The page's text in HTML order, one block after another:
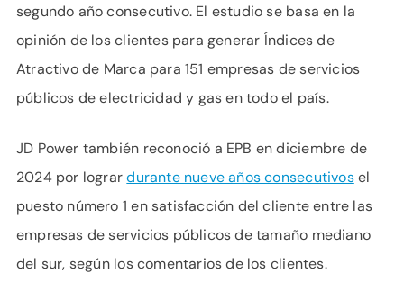
segundo año consecutivo. El estudio se basa en la
opinión de los clientes para generar Índices de
Atractivo de Marca para 151 empresas de servicios
públicos de electricidad y gas en todo el país.
JD Power también reconoció a EPB en diciembre de
2024 por logrardurante nueve años consecutivosel
puesto número 1 en satisfacción del cliente entre las
empresas de servicios públicos de tamaño mediano
del sur, según los comentarios de los clientes.